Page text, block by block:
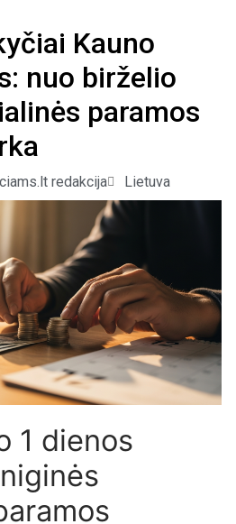
Kauno
nuo birželio
paramos
redakcija Lietuva
1 dienos